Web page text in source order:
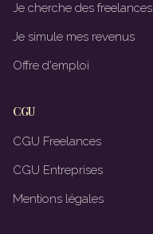
Je cherche des freelances
Je simule mes revenus
Offre d'emploi
CGU
CGU Freelances
CGU Entreprises
Mentions légales